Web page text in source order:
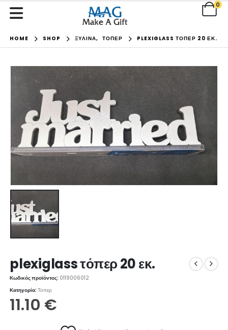
0
HOME SHOP ΞΥΛΙΝΑ, ΤΟΠΕΡ PLEXIGLASS ΤΌΠΕΡ 20 ΕΚ.
plexiglass τόπερ 20 εκ.
Κωδικός προϊόντος: 0119006012
Κατηγορία:Τοπερ
11.10 €